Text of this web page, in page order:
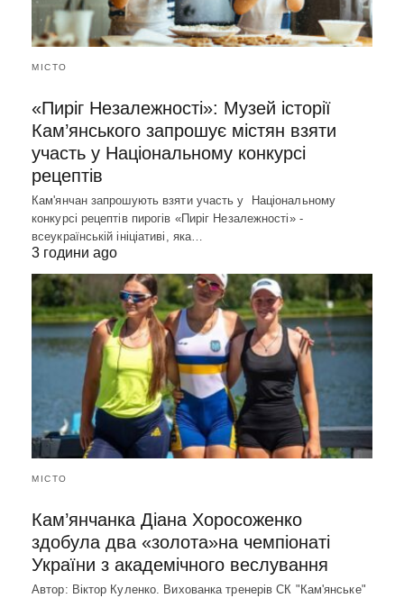
МІСТО
«Пиріг Незалежності»: Музей історії
Кам’янського запрошує містян взяти
участь у Національному конкурсі
рецептів
Кам'янчан запрошують взяти участь у Національному
конкурсі рецептів пирогів «Пиріг Незалежності» -
всеукраїнській ініціативі, яка…
3 години ago
МІСТО
Кам’янчанка Діана Хоросоженко
здобула два «золота»на чемпіонаті
України з академічного веслування
Автор: Віктор Куленко. Вихованка тренерів СК "Кам'янське"